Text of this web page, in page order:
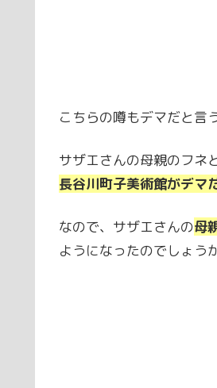
こちらの噂もデマだと言
サザエさんの母親のフネ
長谷川町子美術館がデマ
なので、サザエさんの母
ようになったのでしょう